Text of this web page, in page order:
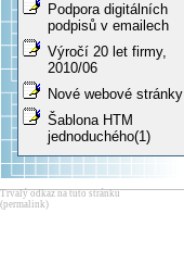
Podpora digitálních
podpisů v emailech
Výročí 20 let firmy,
2010/06
Nové webové stránky
Šablona HTM
jednoduchého(1)
Trvalý odkaz na tuto stránku
(permalink)